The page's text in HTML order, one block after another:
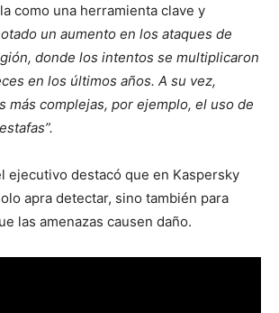
como una herramienta clave y
un aumento en los ataques de
donde los intentos se multiplicaron
en los últimos años. A su vez,
más complejas, por ejemplo, el uso de
ejecutivo destacó que en Kaspersky
apra detectar, sino también para
las amenazas causen daño.